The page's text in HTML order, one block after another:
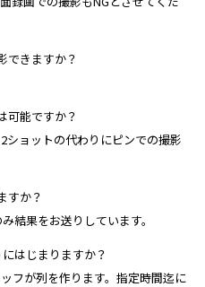
できますか？
可能ですか？
ショットの代わりにピンでの撮影
すか？
結果をお送りしています。
はじまりますか？
フが列を作ります。指定時間迄に